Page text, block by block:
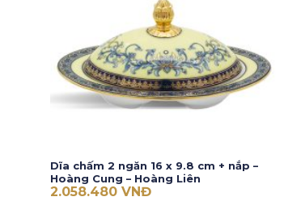
Dĩa chấm 2 ngăn 16 x 9.8 cm + nắp –
Hoàng Cung – Hoàng Liên
2.058.480 VNĐ